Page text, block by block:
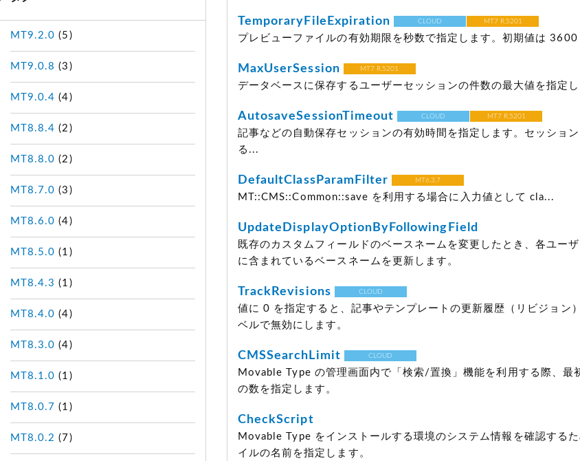
TemporaryFileExpiration CLOUD MT7 R.5201
プレビューファイルの有効期限を秒数で指定します。初期値は
MaxUserSession MT7 R.5201
データベースに保存するユーザーセッションの件数の最大値を指定
AutosaveSessionTimeout CLOUD MT7 R.5201
記事などの自動保存セッションの有効時間を指定します。セッショ
る...
DefaultClassParamFilter MT6.3.7
MT::CMS::Common::save を利用する場合に入力値として cla...
UpdateDisplayOptionByFollowingField
既存のカスタムフィールドのベースネームを変更したとき、各ユー
に含まれているベースネームを更新します。
TrackRevisions CLOUD
値に 0 を指定すると、記事やテンプレートの更新履歴（リビジョン
ベルで無効にします。
CMSSearchLimit CLOUD
Movable Type の管理画面内で「検索/置換」機能を利用する際、最
の数を指定します。
CheckScript
Movable Type をインストールする環境のシステム情報を確認する
イルの名前を指定します。
MT9.2.0 (5)
MT9.0.8 (3)
MT9.0.4 (4)
MT8.8.4 (2)
MT8.8.0 (2)
MT8.7.0 (3)
MT8.6.0 (4)
MT8.5.0 (1)
MT8.4.3 (1)
MT8.4.0 (4)
MT8.3.0 (4)
MT8.1.0 (1)
MT8.0.7 (1)
MT8.0.2 (7)